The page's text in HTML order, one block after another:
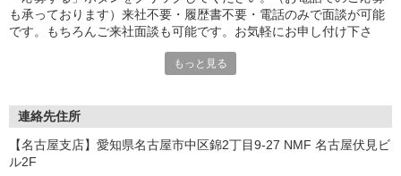
も承っております）来社不要・履歴書不要・電話のみで面談が可能
です。もちろんご来社面談も可能です。お気軽にお申し付け下さ
もっと見る
連絡先住所
【名古屋支店】愛知県名古屋市中区錦2丁目9-27 NMF 名古屋伏見ビ
ル2F